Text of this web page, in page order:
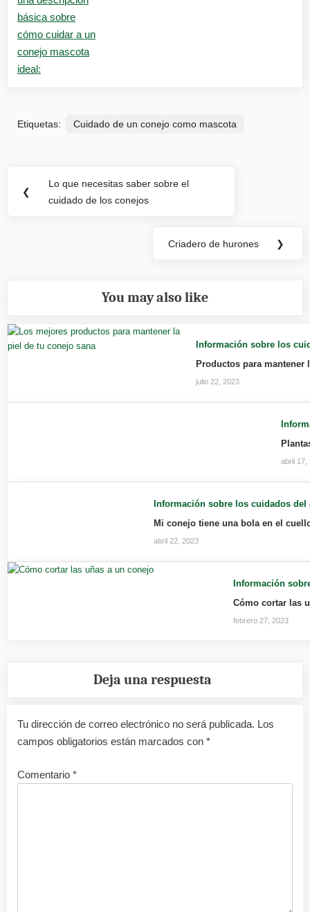
Etiquetas: Cuidado de un conejo como mascota
de❮
Previous
Post:
Lo que necesitas saber sobre el
cuidado de los conejos
Next
Criadero de hurones ❯
You may also like
Información sobre los
Productos para mantener
julio 22, 2023
abril 17,
Información sobre los cuidados del
Mi conejo tiene una bola en el
abril 22, 2023
Información
Cómo cortar las
febrero 27, 2023
Deja una respuesta
Tu dirección de correo electrónico no será publicada. Los
campos obligatorios están marcados con *
Comentario *